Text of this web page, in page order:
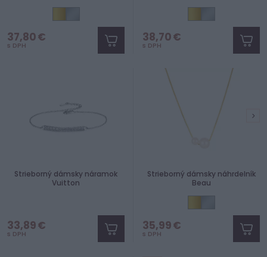
37,80 €
s DPH
38,70 €
s DPH
Strieborný dámsky náramok
Vuitton
33,89 €
s DPH
Strieborný dámsky náhrdelník
Beau
35,99 €
s DPH